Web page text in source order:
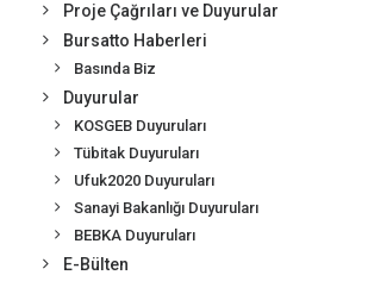
Proje Çağrıları ve Duyurular
Bursatto Haberleri
Basında Biz
Duyurular
KOSGEB Duyuruları
Tübitak Duyuruları
Ufuk2020 Duyuruları
Sanayi Bakanlığı Duyuruları
BEBKA Duyuruları
E-Bülten